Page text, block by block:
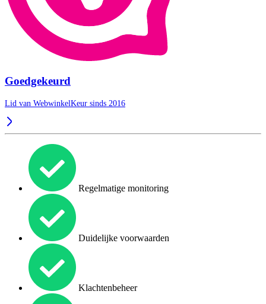
Goedgekeurd
Lid van WebwinkelKeur sinds 2016
Regelmatige monitoring
Duidelijke voorwaarden
Klachtenbeheer